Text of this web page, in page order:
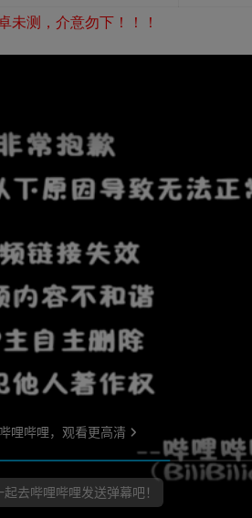
未测，介意勿下！！！